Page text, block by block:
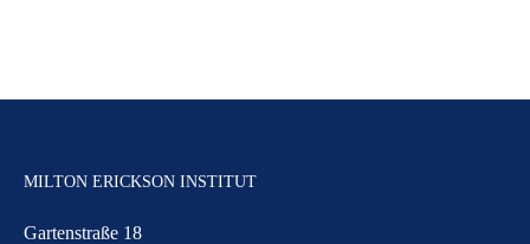
MILTON ERICKSON INSTITUT
Gartenstraße 18